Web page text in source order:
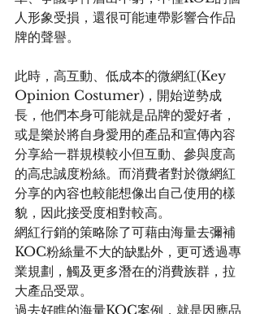
人形象受損，還很可能連帶影響合作品
牌的聲譽。
此時，高互動、低成本的微網紅(Key
Opinion Costumer)，開始逆勢成
長，他們本身可能就是品牌的愛好者，
或是樂於將自身愛用的產品和宣傳內容
分享給一群規模較小但互動、參與度高
的高忠誠度粉絲。而消費者對於微網紅
分享的內容也較能想像出自己使用的樣
貌，因此接受度相對較高。
網紅行銷的策略除了可藉由海量去彌補
KOC粉絲量不大的缺點外，更可透過專
業規劃，觸及更多潛在的消費族群，拉
大產品受眾。
過去好瞧的海量KOC案例，就是因應品